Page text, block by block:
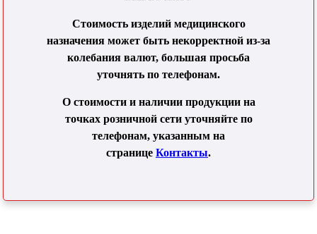
Стоимость изделий медицинского
назначения может быть некорректной из-за
колебания валют, большая просьба
уточнять по телефонам.
О стоимости и наличии продукции на
точках розничной сети уточняйте по
телефонам, указанным на
странице Контакты.